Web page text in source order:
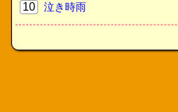
10
泣き時雨